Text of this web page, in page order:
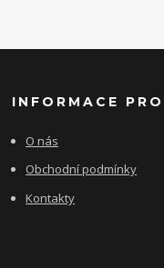
INFORMACE
O nás
Obchodní podmínky
Kontakty